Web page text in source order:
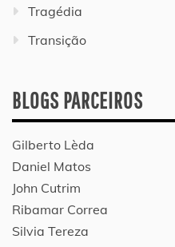
Tragédia
Transição
BLOGS PARCEIROS
Gilberto Lèda
Daniel Matos
John Cutrim
Ribamar Correa
Silvia Tereza